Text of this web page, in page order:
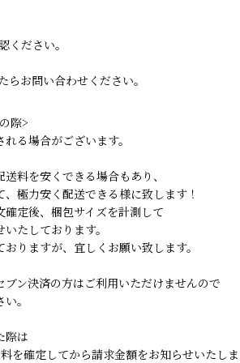
ください。
お問い合わせください。
際>
る場合がございます。
料を安くできる場合もあり、
極力安く配送できる様に致します！
定後、梱包サイズを計測して
たしております。
りますが、宜しくお願い致します。
ン決済の方はご利用いただけませんので
。
際は
を確定してから請求金額をお知らせいたし